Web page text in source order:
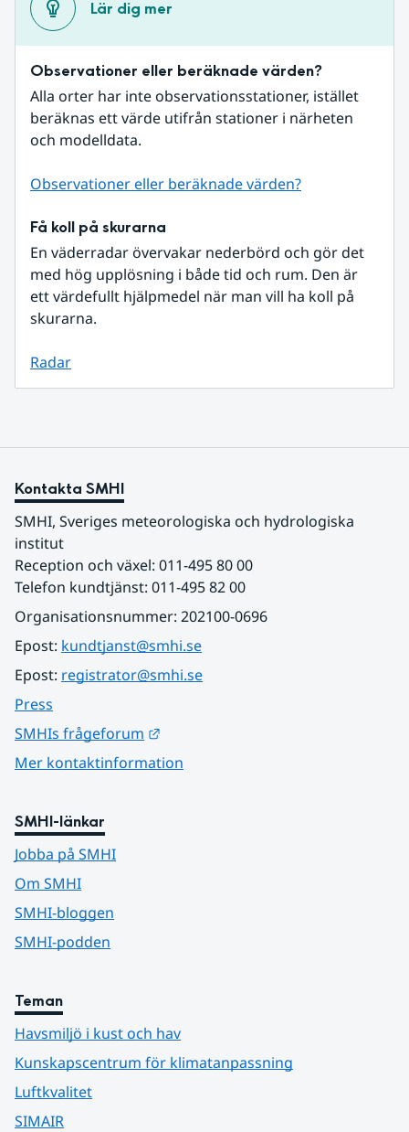
Lär dig mer
Observationer eller beräknade värden?
Alla orter har inte observationsstationer, istället
beräknas ett värde utifrån stationer i närheten
och modelldata.
Observationer eller beräknade värden?
Få koll på skurarna
En väderradar övervakar nederbörd och gör det
med hög upplösning i både tid och rum. Den är
ett värdefullt hjälpmedel när man vill ha koll på
skurarna.
Radar
Kontakta SMHI
SMHI, Sveriges meteorologiska och hydrologiska
institut
Reception och växel: 011-495 80 00
Telefon kundtjänst: 011-495 82 00
Organisationsnummer: 202100-0696
Epost: kundtjanst@smhi.se
Epost: registrator@smhi.se
Press
SMHIs frågeforum
Mer kontaktinformation
SMHI-länkar
Jobba på SMHI
Om SMHI
SMHI-bloggen
SMHI-podden
Teman
Havsmiljö i kust och hav
Kunskapscentrum för klimatanpassning
Luftkvalitet
SIMAIR